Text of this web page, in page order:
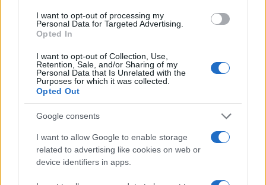
I want to opt-out of processing my
Personal Data for Targeted Advertising.
Opted In
I want to opt-out of Collection, Use,
Retention, Sale, and/or Sharing of my
Personal Data that Is Unrelated with the
Purposes for which it was collected.
Opted Out
Google consents
I want to allow Google to enable storage
related to advertising like cookies on web or
device identifiers in apps.